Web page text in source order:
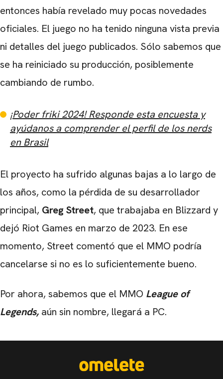
entonces había revelado muy pocas novedades
oficiales. El juego no ha tenido ninguna vista previa
ni detalles del juego publicados. Sólo sabemos que
se ha reiniciado su producción, posiblemente
cambiando de rumbo.
¡Poder friki 2024! Responde esta encuesta y
ayúdanos a comprender el perfil de los nerds
en Brasil
El proyecto ha sufrido algunas bajas a lo largo de
los años, como la pérdida de su desarrollador
principal, Greg Street, que trabajaba en Blizzard y
dejó Riot Games en marzo de 2023. En ese
momento, Street comentó que el MMO podría
cancelarse si no es lo suficientemente bueno.
Por ahora, sabemos que el MMO League of
Legends, aún sin nombre, llegará a PC.